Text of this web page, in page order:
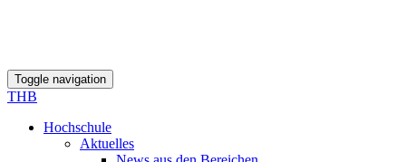
Toggle navigation
THB
Hochschule
Aktuelles